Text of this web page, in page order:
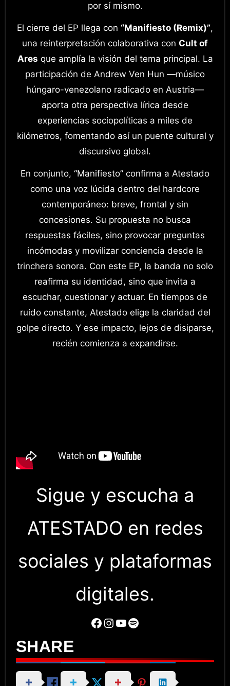
por sí mismo.
El cierre del EP llega con “Manifiesto (Remix)”,
una reinterpretación colaborativa con Cult of
Ares que amplía la visión del tema principal. La
participación de Andrew Ven Hun —músico
húngaro-venezolano radicado en Austria—
aporta otra perspectiva lírica desde
experiencias sociopolíticas a miles de
kilómetros, fomentando así un puente cultural y
discursivo global.
En conjunto, “Manifiesto” confirma a Atestado
como una voz lúcida dentro del hardcore
contemporáneo: breve, frontal y sin
concesiones. Su propuesta no busca
respuestas fáciles, sino provocar preguntas
incómodas y movilizar conciencia desde la
trinchera sonora. Con este EP, la banda no solo
reafirma su identidad, sino que invita a
escuchar, cuestionar y actuar. En tiempos de
ruido constante, Atestado elige la claridad del
golpe directo. Y ese impacto, lejos de disiparse,
recién comienza a expandirse.
Sigue y escucha a
ATESTADO en redes
sociales y plataformas
digitales.
Facebook Instagram YouTube Spotify
SHARE